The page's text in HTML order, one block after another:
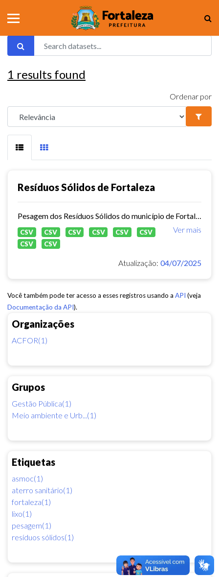
Organizações
ACFOR(1)
Grupos
Gestão Pública(1)
Meio ambiente e Urb...(1)
Etiquetas
asmoc(1)
aterro sanitário(1)
fortaleza(1)
lixo(1)
pesagem(1)
resíduos sólidos(1)
1 results found
Ordenar por
Resíduos Sólidos de Fortaleza
Ver mais
CSV CSV CSV CSV CSV
CSV
CSV
CSV
Atualização: 04/07/2025
Você também pode ter acesso a esses registros usando a API (veja
Documentação da API).